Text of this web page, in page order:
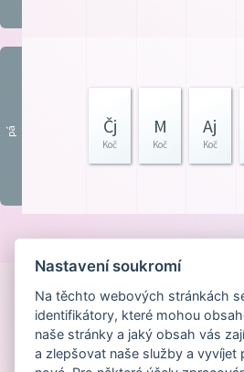
pá Čj
Koč
M
Koč
Aj
Koč
Nastavení soukromí
Na těchto webových stránkách
identifikátory, které mohou
naše stránky a jaký obsah vás
a zlepšovat naše služby a vyvíjet